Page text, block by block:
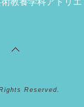
Reserved.